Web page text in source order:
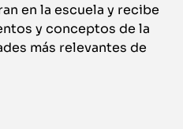
en la escuela y recibe
y conceptos de la
más relevantes de